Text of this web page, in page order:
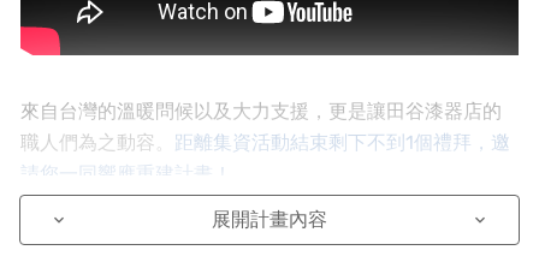
來自台灣的溫暖問候以及大力支援，更是讓田谷漆器店的
職人們為之動容。 距離集資活動結束剩下不到1個禮拜，邀
請您一同響應重建計畫！
keyboard_arrow_down 展開計畫內容 keyboard_arrow_down